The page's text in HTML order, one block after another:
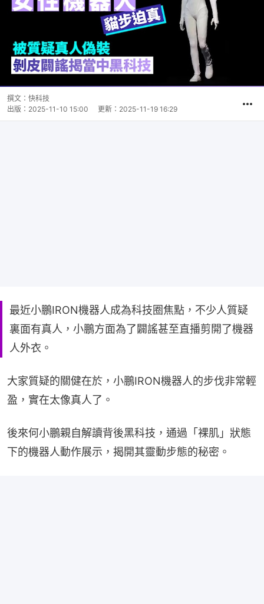
撰文： 快科技
出版： 2025-11-10 15:00 更新： 2025-11-19 16:29
最近小鵬IRON機器人成為科技圈焦點，不少人質疑
裏面有真人，小鵬方面為了闢謠甚至直播剪開了機器
人外衣。
大家質疑的關健在於，小鵬IRON機器人的步伐非常輕
盈，實在太像真人了。
後來何小鵬親自解讀背後黑科技，通過「裸肌」狀態
下的機器人動作展示，揭開其靈動步態的秘密。